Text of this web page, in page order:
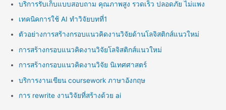
บริการรับเก็บแบบสอบถาม คุณภาพสูง รวดเร็ว ปลอดภัย ไม่แพง
เทคนิคการใช้ AI ทำวิจัยบทที่1
ตัวอย่างการสร้างกรอบแนวคิดงานวิจัยด้านโลจิสติกส์แนวใหม่
การสร้างกรอบแนวคิดงานวิจัยโลจิสติกส์แนวใหม่
การสร้างกรอบแนวคิดงานวิจัย นิเทศศาสตร์
บริการงานเขียน coursework ภาษาอังกฤษ
การ rewrite งานวิจัยที่สร้างด้วย ai